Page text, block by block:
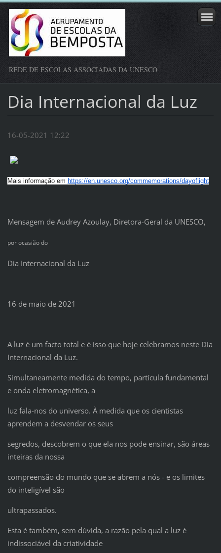
REDE DE ESCOLAS ASSOCIADAS DA UNESCO
Dia Internacional da Luz
16-05-2021 12:22
Mais informação em https://en.unesco.org/commemorations/dayoflight
Mensagem de Audrey Azoulay, Diretora-Geral da UNESCO,
por ocasião do
Dia Internacional da Luz
16 de maio de 2021
A luz é um facto total e é isso que hoje celebramos neste Dia
Internacional da Luz.
Simultaneamente medida do tempo, partícula fundamental
e onda eletromagnética, a
luz fala-nos do universo. À medida que os cientistas
aprendem a desvendar os seus
segredos, descobrem o que ela nos pode ensinar, são áreas
inteiras da nossa
compreensão do mundo que se abrem a nós - e os limites
do inteligível são
ultrapassados.
Esta é também, sem dúvida, a razão pela qual a luz é
indissociável da criatividade